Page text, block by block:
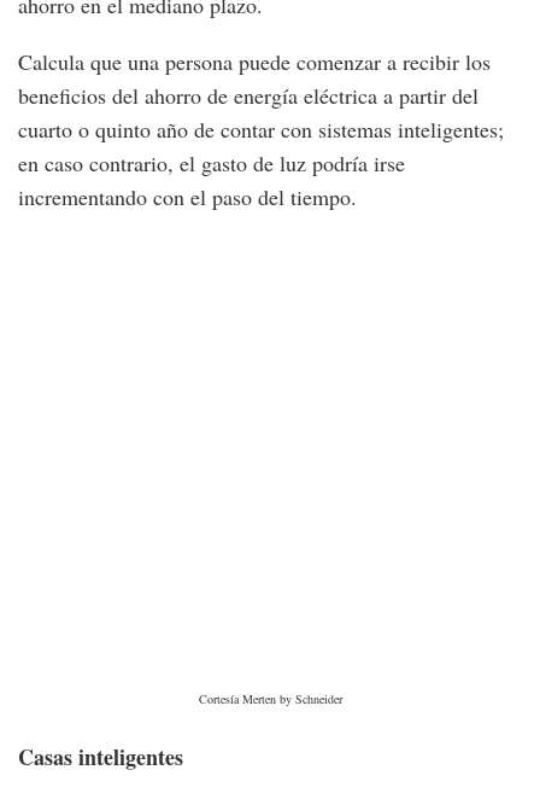
Calcula que una persona puede comenzar a recibir los
beneficios del ahorro de energía eléctrica a partir del
cuarto o quinto año de contar con sistemas inteligentes;
en caso contrario, el gasto de luz podría irse
incrementando con el paso del tiempo.
Cortesía Merten by Schneider
Casas inteligentes